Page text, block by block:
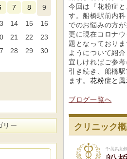
今回は『花粉症
す。船橋駅前内
でのお悩みの方
更に現在コロナ
題となっており
ようについて紹
宜しければご参考
引き続き、船橋
ます。花粉症と
ブログ一覧へ
クリニック
7 8 9
14 15
16
21 22
23
28 29
30
リー